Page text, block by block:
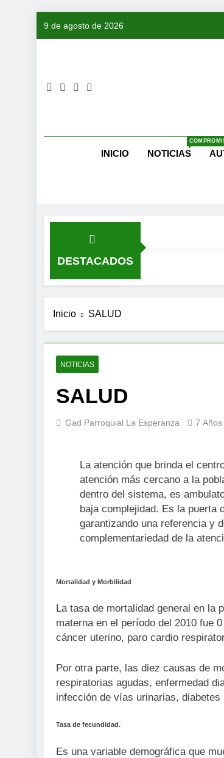
9 de agosto de 2026
INICIO NOTICIAS
DESTACADOS
Inicio SALUD
NOTICIAS
SALUD
Gad Parroquial La Esperanza 7 Años
La atención que brinda el
atención más cercano a la
dentro del sistema, es
baja complejidad. Es la puerta
garantizando una referencia y
complementariedad de la
Mortalidad y Morbilidad
La tasa de mortalidad general en la
materna en el período del 2010 fue
cáncer uterino, paro cardio
Por otra parte, las diez causas de
respiratorias agudas, enfermedad
infección de vías urinarias,
Tasa de fecundidad.
Es una variable demográfica que